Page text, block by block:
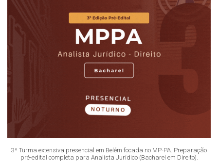
3ª Turma extensiva presencial em Belém focada no MP-PA. Preparação
pré-edital completa para Analista Jurídico (Bacharel em Direito).